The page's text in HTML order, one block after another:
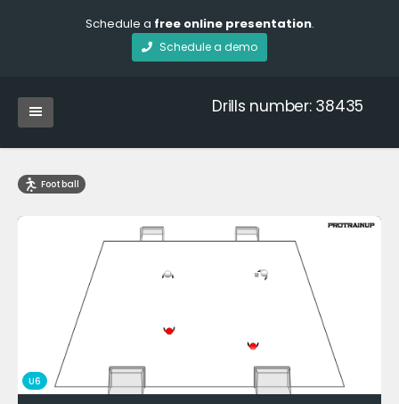
Schedule a free online presentation.
Schedule a demo
Drills number: 38435
Football
U6